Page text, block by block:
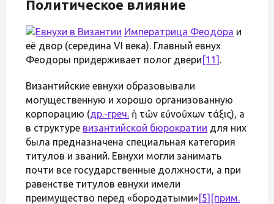
Политическое влияние
Императрица Феодора и
её двор (середина VI века). Главный евнух
Феодоры придерживает полог двери [11] .
Византийские евнухи образовывали
могущественную и хорошо организованную
корпорацию (др.-греч. ἡ τῶν εὐνοῦχων τάξις), а
в структуре византийской бюрократии для них
была предназначена специальная категория
титулов и званий. Евнухи могли занимать
почти все государственные должности, а при
равенстве титулов евнухи имели
преимущество перед «бородатыми»[5] [прим.